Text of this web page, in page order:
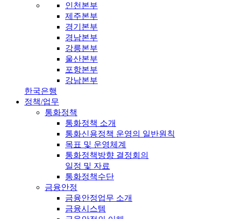
인천본부
제주본부
경기본부
경남본부
강릉본부
울산본부
포항본부
강남본부
한국은행
정책/업무
통화정책
통화정책 소개
통화신용정책 운영의 일반원칙
목표 및 운영체계
통화정책방향 결정회의
일정 및 자료
통화정책수단
금융안정
금융안정업무 소개
금융시스템